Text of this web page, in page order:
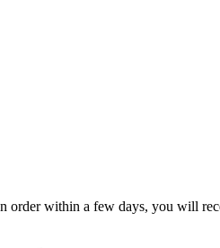
order within a few days, you will